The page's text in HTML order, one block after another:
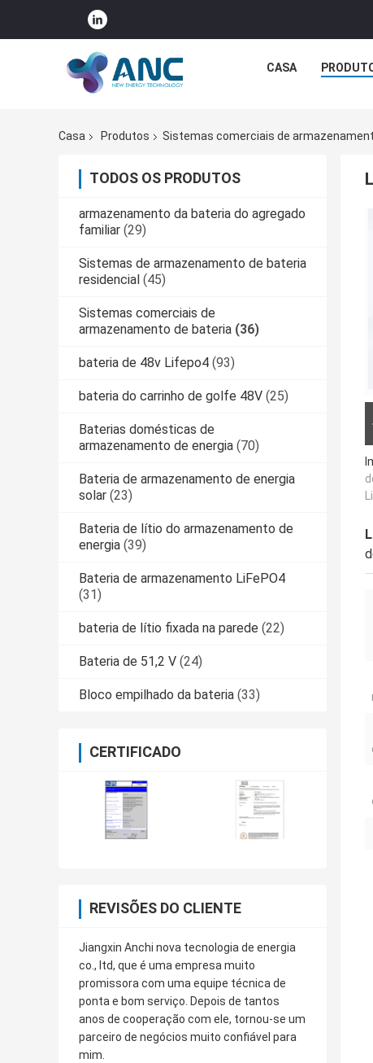
CASA
Casa Produtos Sistemas comerciais de
TODOS OS PRODUTOS
armazenamento da bateria do agregado
familiar (29)
Sistemas de armazenamento de bateria
residencial (45)
Sistemas comerciais de
armazenamento de bateria (36)
bateria de 48v Lifepo4 (93)
bateria do carrinho de golfe 48V (25)
Baterias domésticas de
armazenamento de energia (70)
Bateria de armazenamento de energia
solar (23)
Bateria de lítio do armazenamento de
energia (39)
Bateria de armazenamento LiFePO4
(31)
bateria de lítio fixada na parede (22)
Bateria de 51,2 V (24)
Bloco empilhado da bateria (33)
CERTIFICADO
REVISÕES DO CLIENTE
Jiangxin Anchi nova tecnologia de energia
co., ltd, que é uma empresa muito
promissora com uma equipe técnica de
ponta e bom serviço. Depois de tantos
anos de cooperação com ele, tornou-se um
parceiro de negócios muito confiável para
mim.